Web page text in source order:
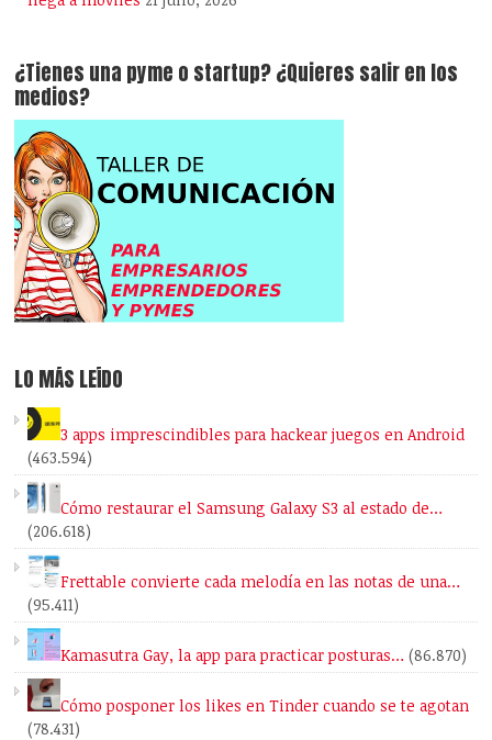
¿Tienes una pyme o startup? ¿Quieres salir en los
medios?
LO MÁS LEÍDO
3 apps imprescindibles para hackear juegos en Android
(463.594)
Cómo restaurar el Samsung Galaxy S3 al estado de…
(206.618)
Frettable convierte cada melodía en las notas de una…
(95.411)
Kamasutra Gay, la app para practicar posturas… (86.870)
Cómo posponer los likes en Tinder cuando se te agotan
(78.431)